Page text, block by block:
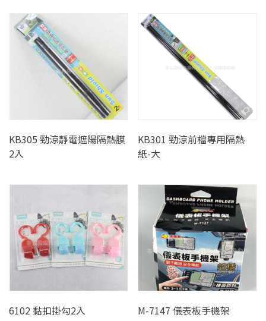
KB305 勁涼靜電遮陽隔熱膜
2入
KB301 勁涼前檔專用隔熱
紙-大
6102 黏扣掛勾2入 M-7147 儀表板手機架